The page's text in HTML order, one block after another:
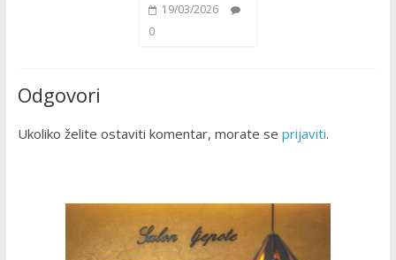
19/03/2026
0
Odgovori
Ukoliko želite ostaviti komentar, morate se prijaviti.